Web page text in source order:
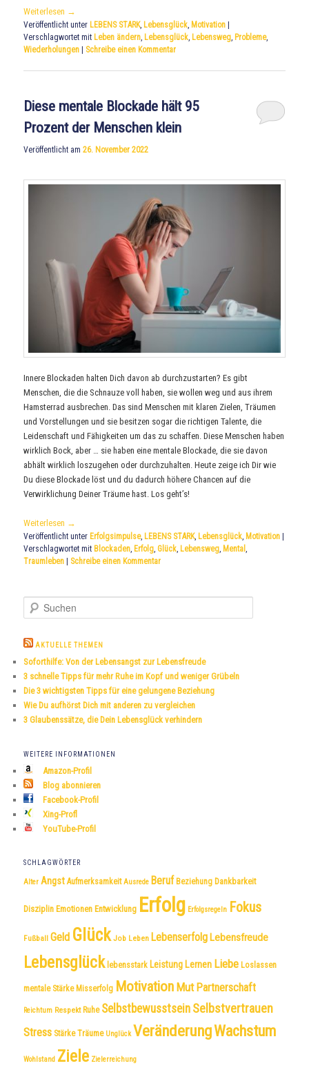
Weiterlesen →
Veröffentlicht unter LEBENS STARK, Lebensglück, Motivation
Verschlagwortet mit Leben ändern, Lebensglück, Lebensweg, Probleme,
Wiederholungen
Schreibe einen Kommentar
Diese mentale Blockade hält 95
Prozent der Menschen klein
Veröffentlicht am26. November 2022
Innere Blockaden halten Dich davon ab durchzustarten? Es gibt
Menschen, die die Schnauze voll haben, sie wollen weg und aus ihrem
Hamsterrad ausbrechen. Das sind Menschen mit klaren Zielen, Träumen
und Vorstellungen und sie besitzen sogar die richtigen Talente, die
Leidenschaft und Fähigkeiten um das zu schaffen. Diese Menschen haben
wirklich Bock, aber … sie haben eine mentale Blockade, die sie davon
abhält wirklich loszugehen oder durchzuhalten. Heute zeige ich Dir wie
Du diese Blockade löst und du dadurch höhere Chancen auf die
Verwirklichung Deiner Träume hast. Los geht’s!
Weiterlesen →
Veröffentlicht unter Erfolgsimpulse, LEBENS STARK, Lebensglück Motivation |
Verschlagwortet mit Blockaden Erfolg ,Glück Lebensweg Mental
Traumleben | Schreibe einen Kommentar
u
h
AKTUELLE THEMEN
Soforthilfe: Von der Lebensangst zur Lebensfreude
3 schnelle Tipps für mehr Ruhe im Kopf und weniger Grübeln
Die 3 wichtigsten Tipps für eine gelungene Beziehung
Wie Du aufhörst Dich mit anderen zu vergleichen
3 Glaubenssätze, die Dein Lebensglück verhindern
WEITERE INFORMATIONEN
Amazon-Profil
Blog abonnieren
Facebook-Profil
Xing-Profl
YouTube-Profil
SCHLAGWÖRTER
Alter Angst Aufmerksamkeit Ausrede Beruf Beziehung Dankbarkeit
Disziplin Emotionen Entwicklung Erfolg Erfolgsregeln Fokus
Fußball Geld Glück Job Leben Lebenserfolg Lebensfreude
Lebensglück lebensstark Leistung Lernen Liebe Loslassen
mentale Stärke Misserfolg Motivation Mut Partnerschaft
Reichtum Respekt Ruhe Selbstbewusstsein Selbstvertrauen
Stress Stärke Träume Unglück VeränderungWachstum
Wohlstand Ziele Zielerreichung